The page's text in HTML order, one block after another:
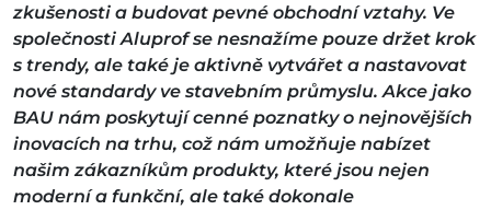
zkušenosti a budovat pevné obchodní vztahy. Ve
společnosti Aluprof se nesnažíme pouze držet krok
s trendy, ale také je aktivně vytvářet a nastavovat
nové standardy ve stavebním průmyslu. Akce jako
BAU nám poskytují cenné poznatky o nejnovějších
inovacích na trhu, což nám umožňuje nabízet
našim zákazníkům produkty, které jsou nejen
moderní a funkční, ale také dokonale